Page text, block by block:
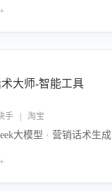
大师-智能工具
手 | 淘宝
大模型 · 营销话术生成